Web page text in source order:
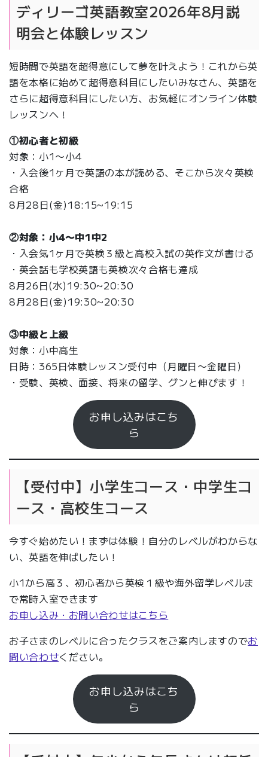
ディリーゴ英語教室2026年8月説
明会と体験レッスン
短時間で英語を超得意にして夢を叶えよう！これから英
語を本格に始めて超得意科目にしたいみなさん、英語を
さらに超得意科目にしたい方、お気軽にオンライン体験
レッスンへ！
①初心者と初級
対象：小1〜小4
・入会後1ヶ月で英語の本が読める、そこから次々英検
合格
8月28日(金)18:15~19:15
②対象：小4〜中1中2
・入会気1ヶ月で英検３級と高校入試の英作文が書ける
・英会話も学校英語も英検次々合格も達成
8月26日(水)19:30~20:30
8月28日(金)19:30~20:30
③中級と上級
対象：小中高生
日時：365日体験レッスン受付中（月曜日〜金曜日）
・受験、英検、面接、将来の留学、グンと伸びます！
お申し込みはこち
ら
【受付中】小学生コース・中学生コ
ース・高校生コース
今すぐ始めたい！まずは体験！自分のレベルがわからな
い、英語を伸ばしたい！
小1から高３、初心者から英検１級や海外留学レベルま
で常時入室できます
お申し込み・お問い合わせはこちら
お子さまのレベルに合ったクラスをご案内しますのでお
問い合わせください。
お申し込みはこち
ら